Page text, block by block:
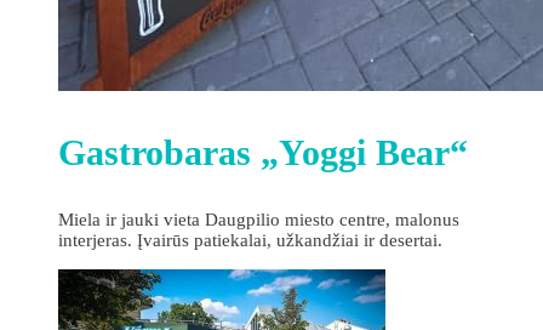
Gastrobaras „Yoggi Bear“
Miela ir jauki vieta Daugpilio miesto centre, malonus
interjeras. Įvairūs patiekalai, užkandžiai ir desertai.